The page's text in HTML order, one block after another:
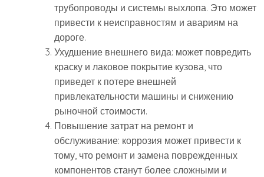
трубопроводы и системы выхлопа. Это может
привести к неисправностям и авариям на
дороге.
Ухудшение внешнего вида: может повредить
краску и лаковое покрытие кузова, что
приведет к потере внешней
привлекательности машины и снижению
рыночной стоимости.
Повышение затрат на ремонт и
обслуживание: коррозия может привести к
тому, что ремонт и замена поврежденных
компонентов станут более сложными и